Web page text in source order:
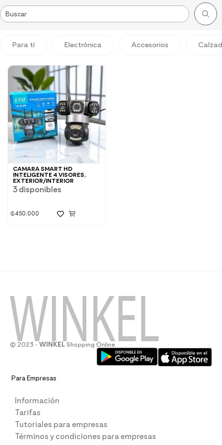
Para tí Electrónica Accesorios
CAMARA SMART HD
INTELIGENTE 4 VISORES,
EXTERIOR/INTERIOR
3 disponibles
₲450.000
© 2023 - WINKEL Shopping Online
Para Empresas
Información
Tarifas
Tutoriales para empresas
Términos y condiciones para empresas